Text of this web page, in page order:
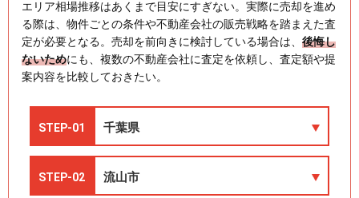
エリア相場推移はあくまで目安にすぎない。実際に売却を進め
る際は、物件ごとの条件や不動産会社の販売戦略を踏まえた査
定が必要となる。売却を前向きに検討している場合は、 後悔し
ないためにも、複数の不動産会社に査定を依頼し、査定額や提
案内容を比較しておきたい。